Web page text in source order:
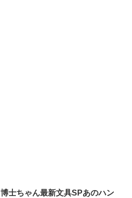
博士ちゃん最新文具SPあのハン